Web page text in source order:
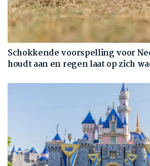
Schokkende voorspelling voor
houdt aan en regen laat op zich